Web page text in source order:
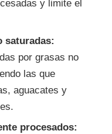
y limite el
saturadas:
por grasas no
las que
aguacates y
procesados: